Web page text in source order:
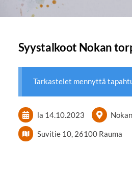
Syystalkoot Nokan
Tarkastelet mennyttä
la 14.10.2023
Suvitie 10, 26100 Rauma